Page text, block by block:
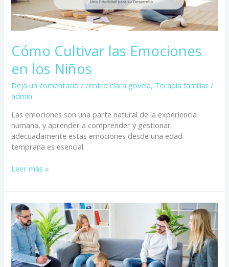
Cómo Cultivar las Emociones
en los Niños
Deja un comentario /centro clara govela, Terapia familiar /
admin
Las emociones son una parte natural de la experiencia
humana, y aprender a comprender y gestionar
adecuadamente estas emociones desde una edad
temprana es esencial.
Leer más »
¿Cómo
Identificar
Pensamientos
Suicidas
y
Depresión?